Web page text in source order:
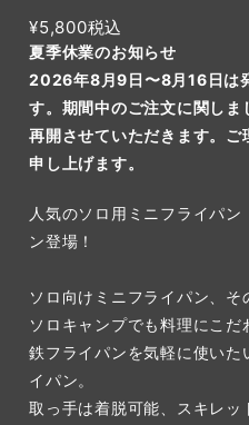
¥5,800税込
夏季休業のお知らせ
2026年8月9日〜8月16日は
す。期間中のご注文に関し
再開させていただきます。
申し上げます。
人気のソロ用ミニフライパ
ン登場！
ソロ向けミニフライパン、そ
ソロキャンプでも料理にこ
鉄フライパンを気軽に使いた
イパン。
取っ手は着脱可能、スキレッ